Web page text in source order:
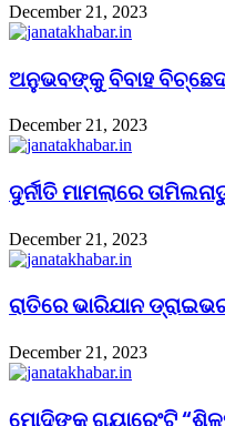
December 21, 2023
ଅନୁଭବଙ୍କୁ ବିବାହ
December 21, 2023
ଦୁର୍ନୀତି ମାମଲାରେ
December 21, 2023
ରାତିରେ ଭାରିଯାନ
December 21, 2023
ମୋଦିଙ୍କ ଗ୍ୟାରେଂଟି